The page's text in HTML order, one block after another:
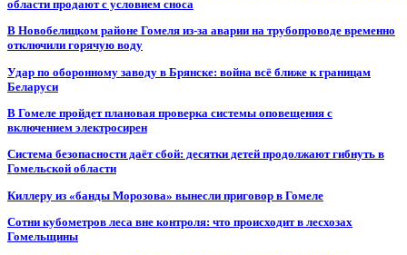
области продают с условием сноса
В Новобелицком районе Гомеля из-за аварии на трубопроводе временно
отключили горячую воду
Удар по оборонному заводу в Брянске: война всё ближе к границам
Беларуси
В Гомеле пройдет плановая проверка системы оповещения с
включением электросирен
Система безопасности даёт сбой: десятки детей продолжают гибнуть в
Гомельской области
Киллеру из «банды Морозова» вынесли приговор в Гомеле
Сотни кубометров леса вне контроля: что происходит в лесхозах
Гомельщины